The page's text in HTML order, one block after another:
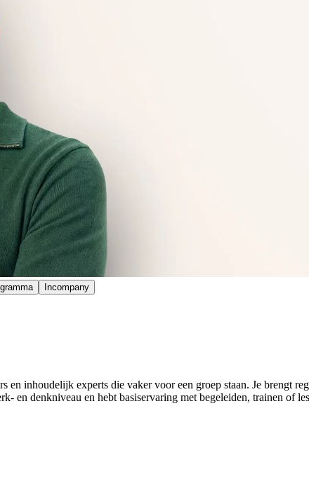
Incompany
inhoudelijk experts die vaker voor een groep staan. Je brengt
en denkniveau en hebt basiservaring met begeleiden, trainen of